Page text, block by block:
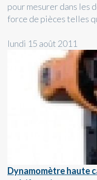
pour mesurer dans les
force de pièces telles
lundi 15 août 2011
Dynamomètre haute